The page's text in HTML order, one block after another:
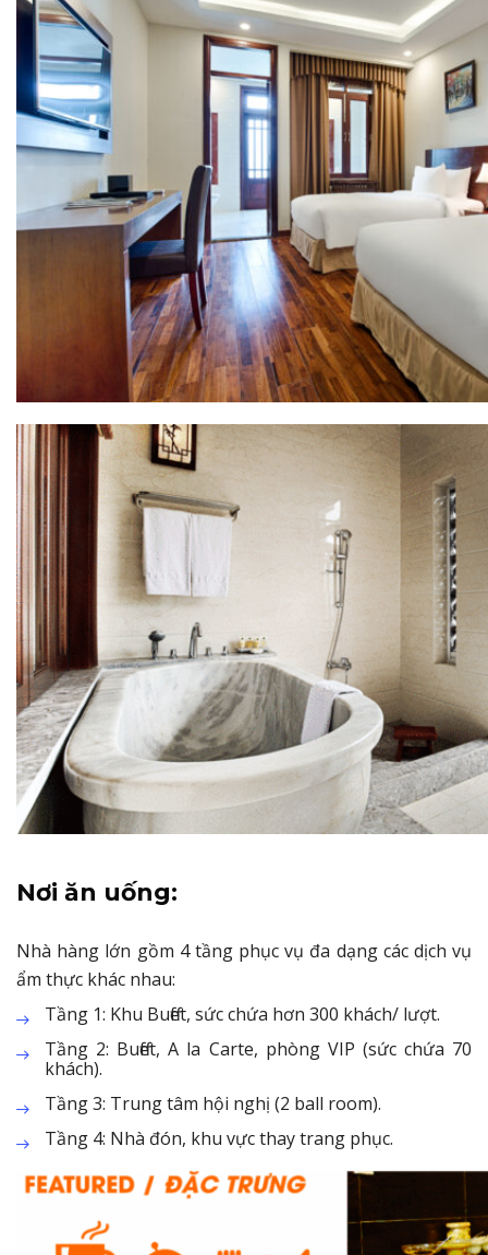
Nơi ăn uống:
Nhà hàng lớn gồm 4 tầng phục vụ đa dạng các dịch vụ
ẩm thực khác nhau:
Tầng 1: Khu Buffet, sức chứa hơn 300 khách/ lượt.
Tầng 2: Buffet, A la Carte, phòng VIP (sức chứa 70
khách).
Tầng 3: Trung tâm hội nghị (2 ball room).
Tầng 4: Nhà đón, khu vực thay trang phục.